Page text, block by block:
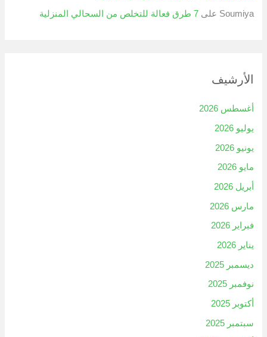
Soumiya على7 طرق فعالة للتخلص من السحالي المنزلية
الأرشيف
أغسطس 2026
يوليو 2026
يونيو 2026
مايو 2026
أبريل 2026
مارس 2026
فبراير 2026
يناير 2026
ديسمبر 2025
نوفمبر 2025
أكتوبر 2025
سبتمبر 2025